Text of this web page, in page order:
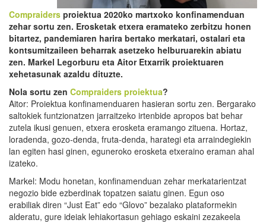
Compraiders proiektua 2020ko martxoko konfinamenduan
zehar sortu zen. Erosketak etxera eramateko zerbitzu honen
bitartez, pandemiaren harira bertako merkatari, ostalari eta
kontsumitzaileen beharrak asetzeko helburuarekin abiatu
zen. Markel Legorburu eta Aitor Etxarrik proiektuaren
xehetasunak azaldu dituzte.
Nola sortu zen Compraiders proiektua?
Aitor: Proiektua konfinamenduaren hasieran sortu zen. Bergarako
saltokiek funtzionatzen jarraitzeko irtenbide apropos bat behar
zutela ikusi genuen, etxera erosketa eramango zituena. Hortaz,
loradenda, gozo-denda, fruta-denda, harategi eta arraindegiekin
lan egiten hasi ginen, eguneroko erosketa etxeraino eraman ahal
izateko.
Markel: Modu honetan, konfinamenduan zehar merkatarientzat
negozio bide ezberdinak topatzen saiatu ginen. Egun oso
erabiliak diren “Just Eat” edo “Glovo” bezalako plataformekin
alderatu, gure ideiak lehiakortasun gehiago eskaini zezakeela